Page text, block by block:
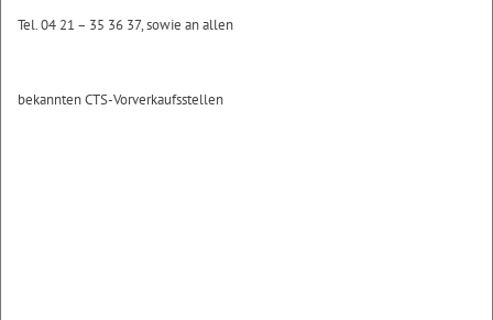
Tel. 04 21 – 35 36 37, sowie an allen
bekannten CTS-Vorverkaufsstellen